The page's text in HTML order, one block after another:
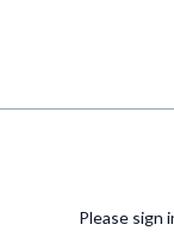
Please sign